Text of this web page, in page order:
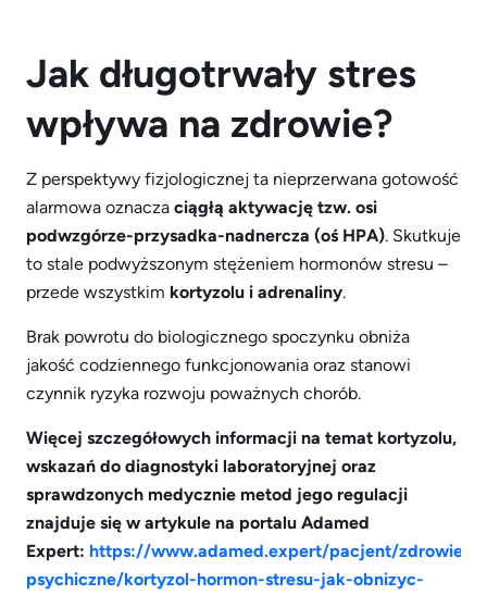
Jak długotrwały stres
wpływa na zdrowie?
Z perspektywy fizjologicznej ta nieprzerwana gotowość
alarmowa oznacza ciągłą aktywację tzw. osi
podwzgórze-przysadka-nadnercza (oś HPA). Skutkuje
to stale podwyższonym stężeniem hormonów stresu –
przede wszystkim kortyzolu i adrenaliny.
Brak powrotu do biologicznego spoczynku obniża
jakość codziennego funkcjonowania oraz stanowi
czynnik ryzyka rozwoju poważnych chorób.
Więcej szczegółowych informacji na temat kortyzolu,
wskazań do diagnostyki laboratoryjnej oraz
sprawdzonych medycznie metod jego regulacji
znajduje się w artykule na portalu Adamed
Expert: https://www.adamed.expert/pacjent/zdrowie-
psychiczne/kortyzol-hormon-stresu-jak-obnizyc-